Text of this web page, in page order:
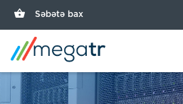
Səbətə bax